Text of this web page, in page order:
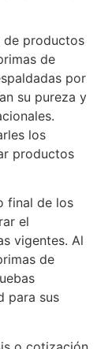
de productos
de
por
su pureza y
los
productos
final de los
el
vigentes. Al
de
para sus